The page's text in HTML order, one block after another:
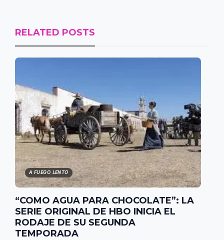
RELATED POSTS
A FUEGO LENTO
“COMO AGUA PARA CHOCOLATE”: LA
SERIE ORIGINAL DE HBO INICIA EL
RODAJE DE SU SEGUNDA
TEMPORADA